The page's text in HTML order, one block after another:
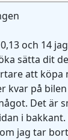
och 14
sätta dit
att köpa
kvar på
Det är
i
jag tar